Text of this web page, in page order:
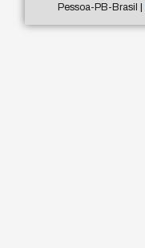
Pessoa-PB-Brasil |